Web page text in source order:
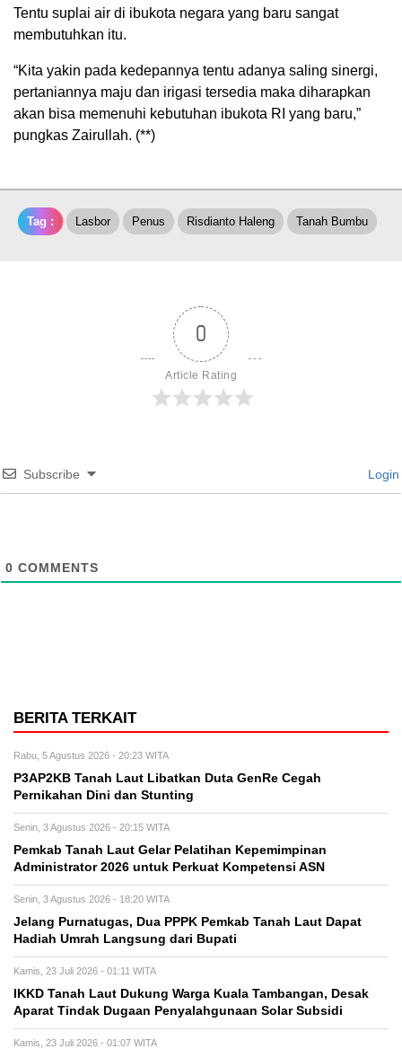
Tentu suplai air di ibukota negara yang baru sangat
membutuhkan itu.
“Kita yakin pada kedepannya tentu adanya saling sinergi,
pertaniannya maju dan irigasi tersedia maka diharapkan
akan bisa memenuhi kebutuhan ibukota RI yang baru,”
pungkas Zairullah. (**)
Tag : Lasbor Penus Risdianto Haleng Tanah Bumbu
0
Article Rating
Subscribe Login
0 COMMENTS
BERITA TERKAIT
Rabu, 5 Agustus 2026 - 20:23 WITA
P3AP2KB Tanah Laut Libatkan Duta GenRe Cegah
Pernikahan Dini dan Stunting
Senin, 3 Agustus 2026 - 20:15 WITA
Pemkab Tanah Laut Gelar Pelatihan Kepemimpinan
Administrator 2026 untuk Perkuat Kompetensi ASN
Senin, 3 Agustus 2026 - 18:20 WITA
Jelang Purnatugas, Dua PPPK Pemkab Tanah Laut Dapat
Hadiah Umrah Langsung dari Bupati
Kamis, 23 Juli 2026 - 01:11 WITA
IKKD Tanah Laut Dukung Warga Kuala Tambangan, Desak
Aparat Tindak Dugaan Penyalahgunaan Solar Subsidi
Kamis, 23 Juli 2026 - 01:07 WITA